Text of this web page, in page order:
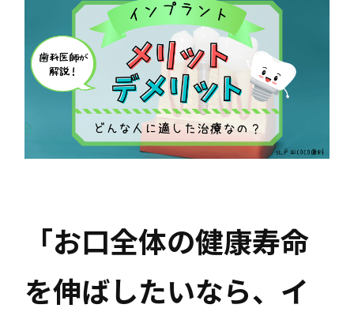
「お口全体の健康寿命
を伸ばしたいなら、イ